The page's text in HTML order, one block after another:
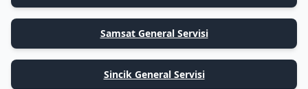
Samsat General Servisi
Sincik General Servisi